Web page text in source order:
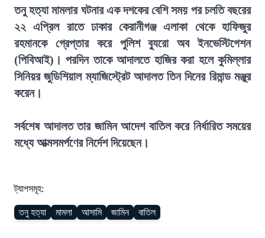
তনু হত্যা মামলার ঘটনার এক দশকের বেশি সময় পর চলতি বছরের
২২ এপ্রিল রাতে ঢাকার কেরানীগঞ্জ এলাকা থেকে হাফিজুর
রহমানকে গ্রেপ্তার করে পুলিশ ব্যুরো অব ইনভেস্টিগেশন
(পিবিআই)। পরদিন তাকে আদালতে হাজির করা হলে কুমিল্লার
সিনিয়র জুডিশিয়াল ম্যাজিস্ট্রেট আদালত তিন দিনের রিমান্ড মঞ্জুর
করেন।
সর্বশেষ আদালত তার জামিন আদেশ বাতিল করে নির্ধারিত সময়ের
মধ্যে আত্মসমর্পণের নির্দেশ দিয়েছেন।
ট্যাগসমূহ:
তনু হত্যা মামলা আসামি জামিন বাতিল